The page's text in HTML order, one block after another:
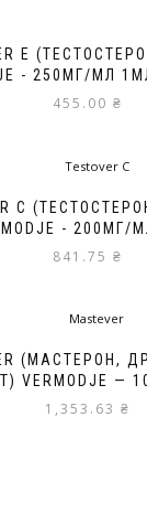
E
- 250МГ/МЛ
455.00 ₴
C
- 200МГ/
841.75 ₴
(МАСТЕРОН,
VERMODJE —
1,353.63 ₴